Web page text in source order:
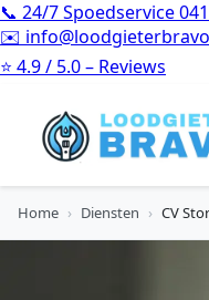
📞 24/7 Spoedservice
✉️
⭐ 4.9 / 5.0 – Reviews
Home › Diensten › CV